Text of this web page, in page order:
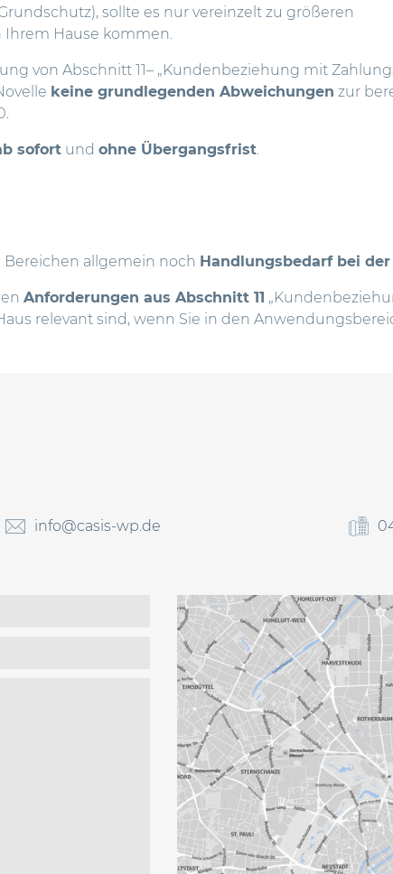
sollte es nur vereinzelt zu größeren
Hause kommen.
von Abschnitt 11– „Kundenbeziehung mit
keine grundlegenden Abweichungen zur
sofort und ohne Übergangsfrist.
Bereichen allgemein noch Handlungsbedarf bei
Anforderungen aus Abschnitt 11
relevant sind, wenn Sie in den
info@casis-wp.de